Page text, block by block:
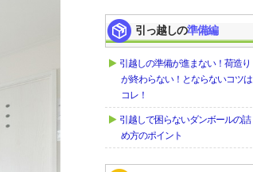
引っ越しの準備編
引越しの準備が進まない！荷造り
が終わらない！とならないコツは
コレ！
引越しで困らないダンボールの詰
め方のポイント